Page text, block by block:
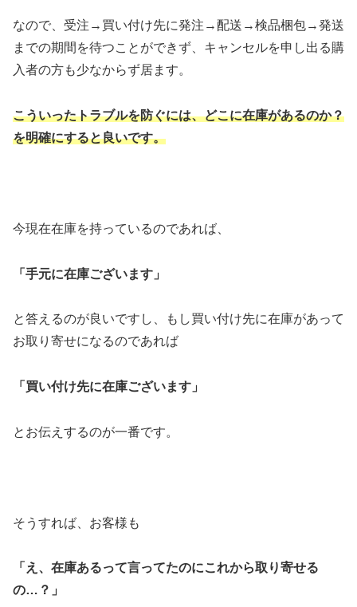
なので、受注→買い付け先に発注→配送→検品梱包→発送
までの期間を待つことができず、キャンセルを申し出る購
入者の方も少なからず居ます。
こういったトラブルを防ぐには、どこに在庫があるのか？
を明確にすると良いです。
今現在在庫を持っているのであれば、
「手元に在庫ございます」
と答えるのが良いですし、もし買い付け先に在庫があって
お取り寄せになるのであれば
「買い付け先に在庫ございます」
とお伝えするのが一番です。
そうすれば、お客様も
「え、在庫あるって言ってたのにこれから取り寄せる
の…？」